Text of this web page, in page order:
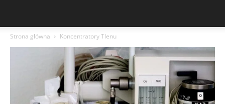
Strona główna Koncentratory Tlenu